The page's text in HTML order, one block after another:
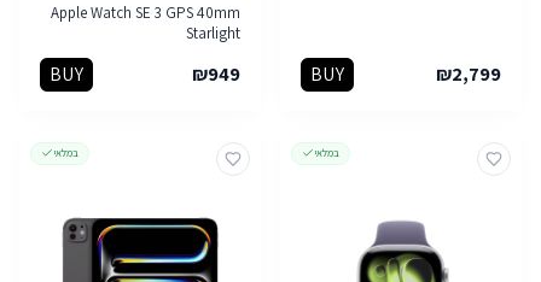
₪2,799
BUY
Apple Watch SE 3 GPS 40mm
Starlight
₪949
BUY
במלאי במלאי